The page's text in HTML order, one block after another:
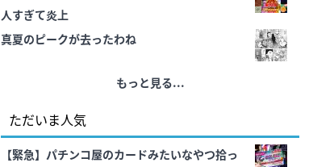
人すぎて炎上
真夏のピークが去ったわね
もっと見る...
ただいま人気
【緊急】パチンコ屋のカードみたいなやつ拾っ